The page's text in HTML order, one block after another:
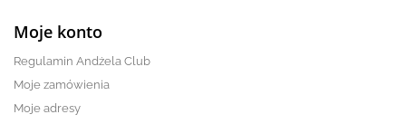
Moje konto
Regulamin Andżela Club
Moje zamówienia
Moje adresy